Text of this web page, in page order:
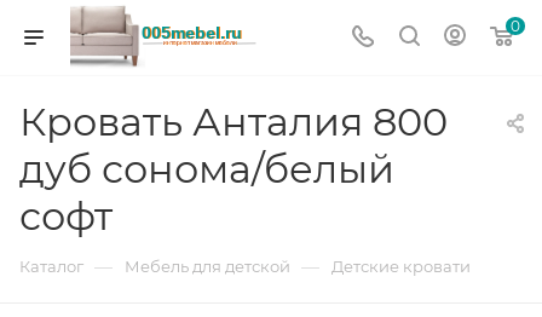
0
Кровать Анталия 800
дуб сонома/белый
софт
Каталог — Мебель для детской — Детские кровати